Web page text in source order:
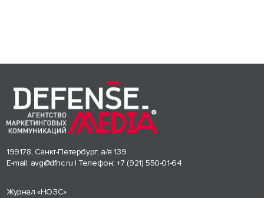
199178, Санкт-Петербург, а/я 139
E-mail: avg@dfnc.ru | Телефон: +7 (921) 550-01-64
Журнал «НОЗС»